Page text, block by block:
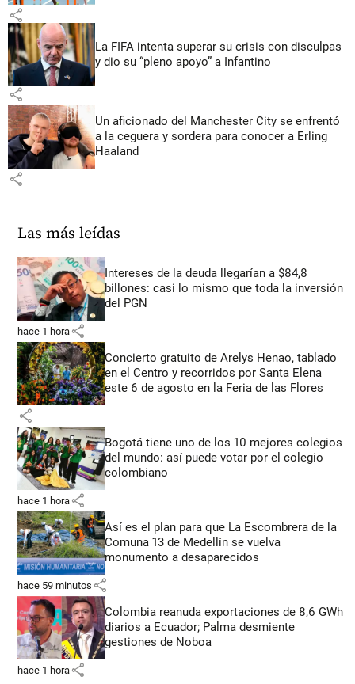
share
La FIFA intenta superar su crisis con disculpas
y dio su “pleno apoyo” a Infantino
share
Un aficionado del Manchester City se enfrentó
a la ceguera y sordera para conocer a Erling
Haaland
share
Las más leídas
Intereses de la deuda llegarían a $84,8
billones: casi lo mismo que toda la inversión
del PGN
hace 1 hora share
Concierto gratuito de Arelys Henao, tablado
en el Centro y recorridos por Santa Elena
este 6 de agosto en la Feria de las Flores
share
Bogotá tiene uno de los 10 mejores colegios
del mundo: así puede votar por el colegio
colombiano
hace 1 hora share
Así es el plan para que La Escombrera de la
Comuna 13 de Medellín se vuelva
monumento a desaparecidos
hace 59 minutos share
Colombia reanuda exportaciones de 8,6 GWh
diarios a Ecuador; Palma desmiente
gestiones de Noboa
hace 1 hora share